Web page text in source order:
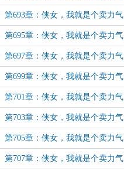
的酱油党（66）
第693章：侠女，我就是个卖力气
的酱油党（68）
第695章：侠女，我就是个卖力气
的酱油党（70）
第697章：侠女，我就是个卖力气
的酱油党（72）
第699章：侠女，我就是个卖力气
的酱油党（74）
第701章：侠女，我就是个卖力气
的酱油党（76）
第703章：侠女，我就是个卖力气
的酱油党（78）
第705章：侠女，我就是个卖力气
的酱油党（80）
第707章：侠女，我就是个卖力气